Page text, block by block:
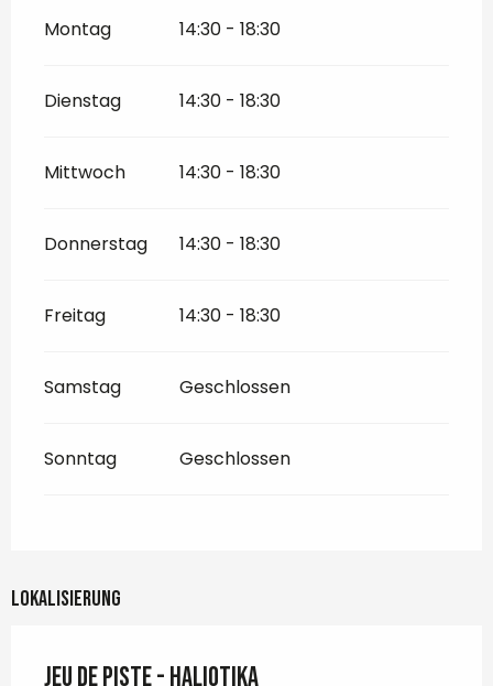
Montag 14:30 - 18:30
Dienstag 14:30 - 18:30
Mittwoch 14:30 - 18:30
Donnerstag 14:30 - 18:30
Freitag 14:30 - 18:30
Samstag Geschlossen
Sonntag Geschlossen
Lokalisierung
Jeu de piste - Haliotika